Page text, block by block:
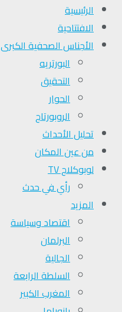
الرئيسية
الافتتاحية
الأجناس الصحفية الكبرى
البورتريه
التحقیق
الحوار
الروبورتاج
تحلیل الأحداث
من عين المكان
لوبوكلاج TV
رأي في حدث
المزيد
اقتصاد وسياسة
البرلمان
الجالية
السلطة الرابعة
المغرب الكبير